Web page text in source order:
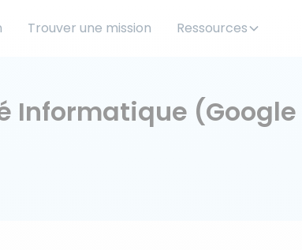
Trouver une mission Ressources
Informatique